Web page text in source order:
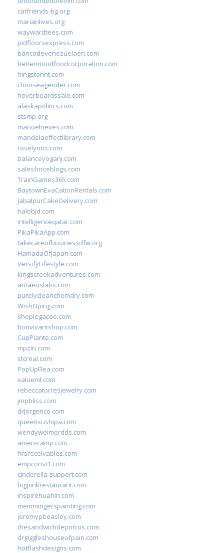
catfriends-bg.org
marianlives.org
waywardtees.com
pidfloorsexpress.com
bancodevenezuelaen.com
bettermoodfoodcorporation.com
hingstonnt.com
chooseagender.com
hoverboardssale.com
alaskapolitics.com
stsmp.org
manoelneves.com
mandelaeffectlibrary.com
roselynns.com
balanceyoganj.com
salesforceblogs.com
TrainGames365.com
BaytownEvaCationRentals.com
JabalpurCakeDelivery.com
halobjd.com
intelligenceqatar.com
PikaPikaApp.com
takecareofbusinessdfw.org
HamadaOfJapan.com
VersifyLifestyle.com
kingscreekadventures.com
antaeuslabs.com
purelycleanchemdry.com
WishOping.com
shoplegacee.com
bonvivantshop.com
CupPlante.com
mpzin.com
stcreal.com
PopUpFlea.com
valueml.com
rebeccatorresjewelry.com
jmpbliss.com
drjorgerico.com
queensushipa.com
wendyweimerdds.com
ameri-camp.com
hrsreceivables.com
empconst1.com
cinderella-support.com
bigpinkrestaurant.com
inspirehuahin.com
memmingerspainting.com
jeremypbeasley.com
thesandwichdepotcos.com
drgiggleshouseofpain.com
hotflashdesigns.com